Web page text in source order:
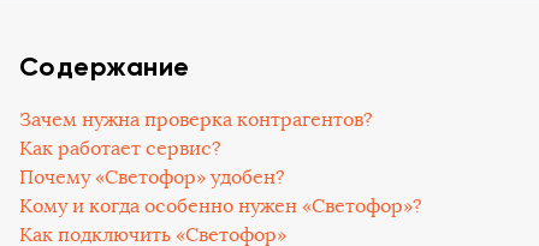
Содержание
Зачем нужна проверка контрагентов?
Как работает сервис?
Почему «Светофор» удобен?
Кому и когда особенно нужен «Светофор»?
Как подключить «Светофор»